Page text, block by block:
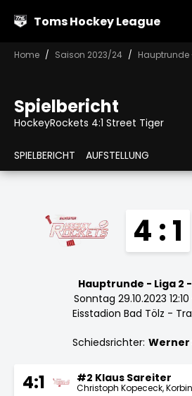
Toms Hockey League
Home Saison 2023/24 Hauptrunde
Spielbericht
HockeyRockets 4:1 Street Tiger
SPIELBERICHT AUFSTELLUNG
4 : 1
Hauptrunde - Liga 2
Sonntag 29.10.2023
Eisstadion Bad Tölz -
Schiedsrichter:
4:1 #2 Klaus Sareiter
Christoph Kopececk